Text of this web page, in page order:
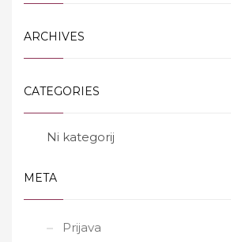
ARCHIVES
CATEGORIES
Ni kategorij
META
Prijava